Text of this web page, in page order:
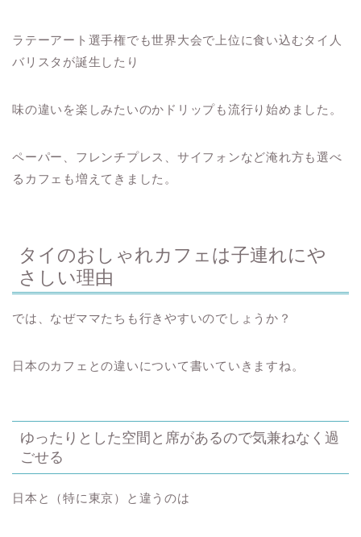
ラテーアート選手権でも世界大会で上位に食い込むタイ人
バリスタが誕生したり
味の違いを楽しみたいのかドリップも流行り始めました。
ペーパー、フレンチプレス、サイフォンなど淹れ方も選べ
るカフェも増えてきました。
タイのおしゃれカフェは子連れにや
さしい理由
では、なぜママたちも行きやすいのでしょうか？
日本のカフェとの違いについて書いていきますね。
ゆったりとした空間と席があるので気兼ねなく過
ごせる
日本と（特に東京）と違うのは